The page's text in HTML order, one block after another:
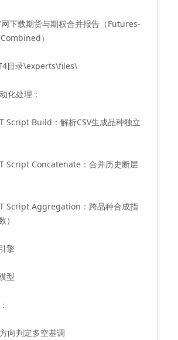
下载期货与期权合并报告（Futures-
）
录\experts\files\
处理：
Build：解析CSV生成品种独立
Concatenate：合并历史断层
Aggregation：跨品种合成指
）
擎
型
判定多空基调